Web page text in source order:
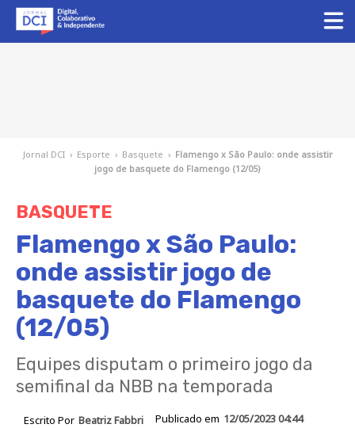
Jornal DCI › Esporte › Basquete › Flamengo x São Paulo: onde assistir
jogo de basquete do Flamengo (12/05)
BASQUETE
Flamengo x São Paulo:
onde assistir jogo de
basquete do Flamengo
(12/05)
Equipes disputam o primeiro jogo da
semifinal da NBB na temporada
Escrito Por Beatriz Fabbri Publicado em 12/05/2023 04:44